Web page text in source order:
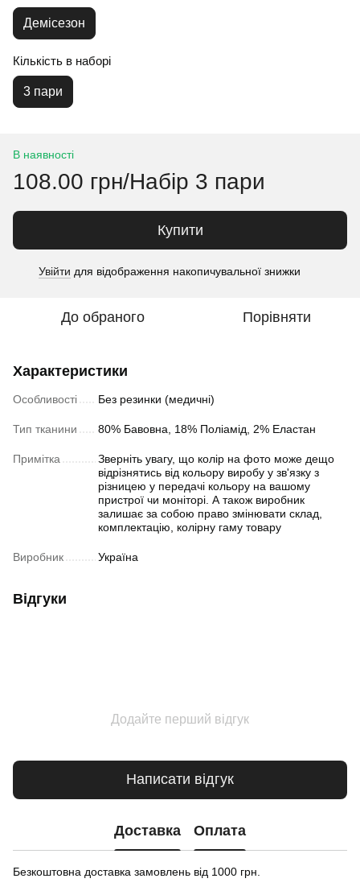
Демісезон
Кількість в наборі
3 пари
В наявності
108.00 грн/Набір 3 пари
Купити
Увійти для відображення накопичувальної знижки
До обраного Порівняти
Характеристики
Особливості Без резинки (медичні)
Тип тканини 80% Бавовна, 18% Поліамід, 2% Еластан
Примітка
Зверніть увагу, що колір на фото може дещо
відрізнятись від кольору виробу у зв'язку з
різницею у передачі кольору на вашому
пристрої чи моніторі. А також виробник
залишає за собою право змінювати склад,
комплектацію, колірну гаму товару
Виробник Україна
Відгуки
Додайте перший відгук
Написати відгук
Доставка Оплата
Безкоштовна доставка замовлень від 1000 грн.